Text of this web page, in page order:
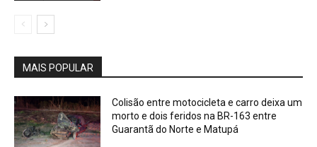
MAIS POPULAR
Colisão entre motocicleta e carro deixa um
morto e dois feridos na BR-163 entre
Guarantã do Norte e Matupá